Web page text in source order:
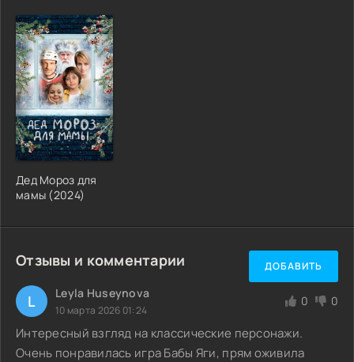
Дед Мороз для
мамы (2024)
Отзывы и комментарии ДОБАВИТЬ
L Leyla Huseynova
10 марта 2026 01:24
0 0
Интересный взгляд на классические персонажи.
Очень понравилась игра Бабы Яги, прям оживила